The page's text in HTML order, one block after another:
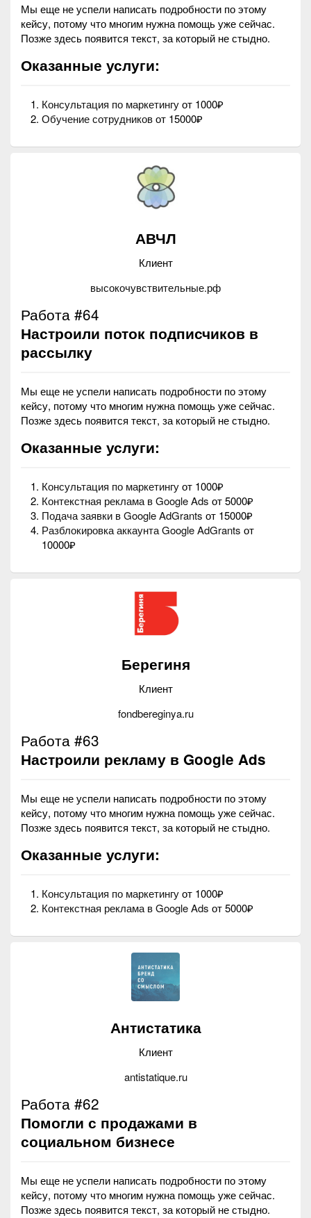
Мы еще не успели написать подробности по этому
кейсу, потому что многим нужна помощь уже сейчас.
Позже здесь появится текст, за который не стыдно.
Оказанные услуги:
Консультация по маркетингуот 1000₽
Обучение сотрудниковот 15000₽
АВЧЛ
Клиент
высокочувствительные.рф
Работа #64
Настроили поток подписчиков в
рассылку
Мы еще не успели написать подробности по этому
кейсу, потому что многим нужна помощь уже сейчас.
Позже здесь появится текст, за который не стыдно.
Оказанные услуги:
Консультация по маркетингуот 1000₽
Контекстная реклама в Google Ads от 5000₽
Подача заявки в Google AdGrants от 15000₽
Разблокировка аккаунта Google AdGrants от
10000₽
Берегиня
Клиент
fondbereginya.ru
Работа #63
Настроили рекламу в Google Ads
Мы еще не успели написать подробности по этому
кейсу, потому что многим нужна помощь уже сейчас.
Позже здесь появится текст, за который не стыдно.
Оказанные услуги:
Консультация по маркетингуот 1000₽
Контекстная реклама в Google Ads от 5000₽
Антистатика
Клиент
antistatique.ru
Работа #62
Помогли с продажами в
социальном бизнесе
Мы еще не успели написать подробности по этому
кейсу, потому что многим нужна помощь уже сейчас.
Позже здесь появится текст, за который не стыдно.